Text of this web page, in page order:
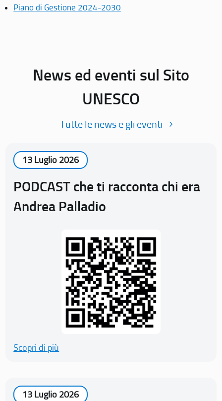
Piano di Gestione 2024-2030
News ed eventi sul Sito
UNESCO
Tutte le news e gli eventi
13 Luglio 2026
PODCAST che ti racconta chi era
Andrea Palladio
Scopri di più
13 Luglio 2026